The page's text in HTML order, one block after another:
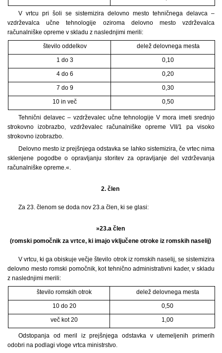
V vrtcu pri šoli se sistemizira delovno mesto tehničnega delavca –
vzdrževalca učne tehnologije oziroma delovno mesto vzdrževalca
računalniške opreme v skladu z naslednjimi merili:
število oddelkov
delež delovnega mesta
1 do 3
0,10
4 do 6
0,20
7 do 9
0,30
10 in več
0,50
Tehnični delavec – vzdrževalec učne tehnologije V mora imeti srednjo
strokovno izobrazbo, vzdrževalec računalniške opreme VII/1 pa visoko
strokovno izobrazbo.
Delovno mesto iz prejšnjega odstavka se lahko sistemizira, če vrtec nima
sklenjene pogodbe o opravljanju storitev za opravljanje del vzdrževanja
računalniške opreme.«.
2. člen
Za 23. členom se doda nov 23.a člen, ki se glasi:
»23.a člen
(romski pomočnik za vrtce, ki imajo vključene otroke iz romskih naselij)
V vrtcu, ki ga obiskuje večje število otrok iz romskih naselij, se sistemizira
delovno mesto romski pomočnik, kot tehnično administrativni kader, v skladu
z naslednjimi merili:
število romskih otrok
delež delovnega mesta
10 do 20
0,50
več kot 20
1,00
Odstopanja od meril iz prejšnjega odstavka v utemeljenih primerih
odobri na podlagi vloge vrtca ministrstvo.